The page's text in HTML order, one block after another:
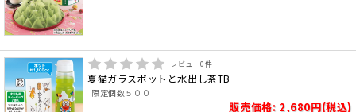
レビュー0件
夏猫ガラスポットと水出し茶TB
限定個数５００
販売価格: 2,680円(税込)